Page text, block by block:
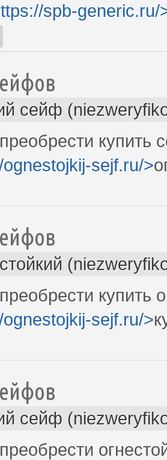
spb-generic.ru/
сейф
купить
sejf.ru/>
купить
sejf.ru/>
сейф